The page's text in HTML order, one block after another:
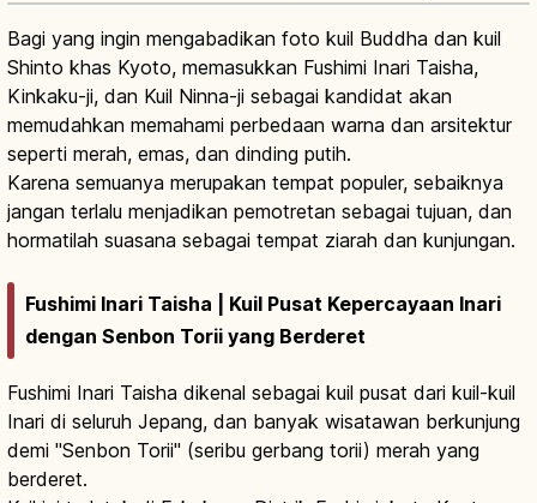
Bagi yang ingin mengabadikan foto kuil Buddha dan kuil
Shinto khas Kyoto, memasukkan Fushimi Inari Taisha,
Kinkaku-ji, dan Kuil Ninna-ji sebagai kandidat akan
memudahkan memahami perbedaan warna dan arsitektur
seperti merah, emas, dan dinding putih.
Karena semuanya merupakan tempat populer, sebaiknya
jangan terlalu menjadikan pemotretan sebagai tujuan, dan
hormatilah suasana sebagai tempat ziarah dan kunjungan.
Fushimi Inari Taisha | Kuil Pusat Kepercayaan Inari
dengan Senbon Torii yang Berderet
Fushimi Inari Taisha dikenal sebagai kuil pusat dari kuil-kuil
Inari di seluruh Jepang, dan banyak wisatawan berkunjung
demi "Senbon Torii" (seribu gerbang torii) merah yang
berderet.